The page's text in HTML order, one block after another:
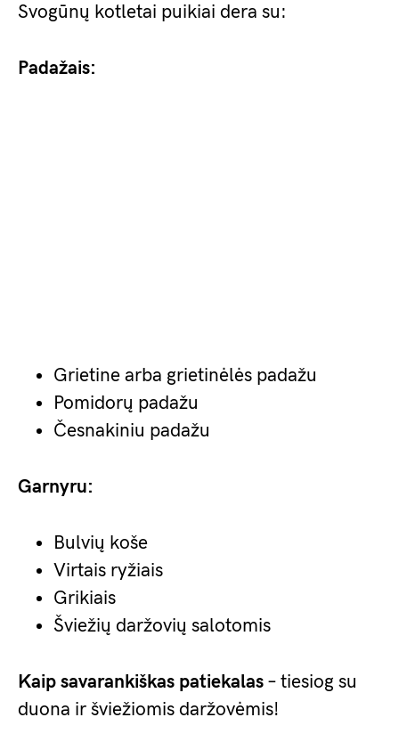
Svogūnų kotletai puikiai dera su:
Padažais:
Grietine arba grietinėlės padažu
Pomidorų padažu
Česnakiniu padažu
Garnyru:
Bulvių koše
Virtais ryžiais
Grikiais
Šviežių daržovių salotomis
Kaip savarankiškas patiekalas – tiesiog su
duona ir šviežiomis daržovėmis!